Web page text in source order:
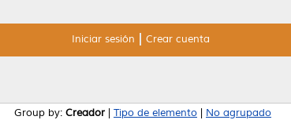
Iniciar sesión Crear cuenta
Group by: Creador Tipo de elemento No agrupado